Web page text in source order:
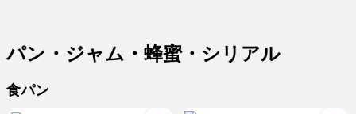
パン・ジャム・蜂蜜・シリアル
食パン